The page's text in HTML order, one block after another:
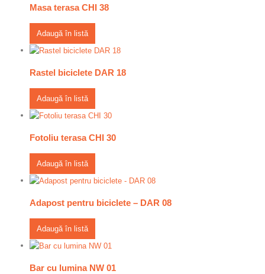
Masa terasa CHI 38
Adaugă în listă
Rastel biciclete DAR 18
Adaugă în listă
Fotoliu terasa CHI 30
Adaugă în listă
Adapost pentru biciclete – DAR 08
Adaugă în listă
Bar cu lumina NW 01